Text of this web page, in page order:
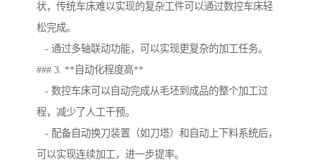
状，传统车床难以实现的复杂工件可以通过数控车床轻
松完成。
- 通过多轴联动功能，可以实现更复杂的加工任务。
### 3. **自动化程度高**
- 数控车床可以自动完成从毛坯到成品的整个加工过
程，减少了人工干预。
- 配备自动换刀装置（如刀塔）和自动上下料系统后，
可以实现连续加工，进一步提率。